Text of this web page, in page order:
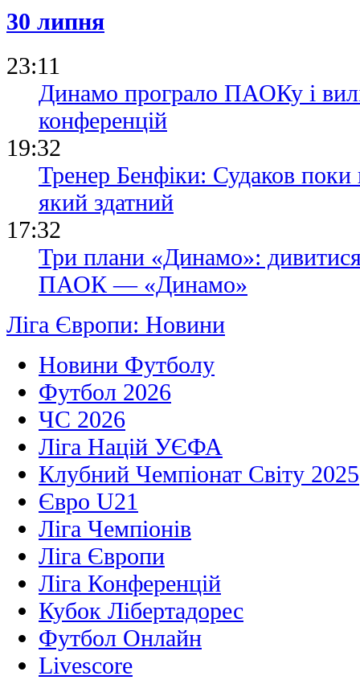
30 липня
23:11
Динамо програло ПАОКу і
конференцій
19:32
Тренер Бенфіки: Судаков поки
який здатний
17:32
Три плани «Динамо»:
ПАОК — «Динамо»
Ліга Європи: Новини
Новини Футболу
Футбол 2026
ЧС 2026
Ліга Націй УЄФА
Клубний Чемпіонат Світу 2025
Євро U21
Ліга Чемпіонів
Ліга Європи
Ліга Конференцій
Кубок Лібертадорес
Футбол Онлайн
Livescore